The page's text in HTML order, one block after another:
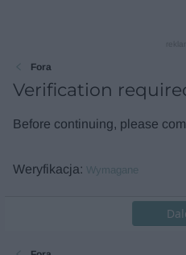
Fora
Verification
Before continuing, please
Weryfikacja Wymagane